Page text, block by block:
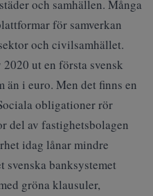
och samhällen. Många
för samverkan
och civilsamhället.
ut en första svensk
i euro. Men det finns en
obligationer rör
del av fastighetsbolagen
idag lånar mindre
svenska banksystemet
gröna klausuler,